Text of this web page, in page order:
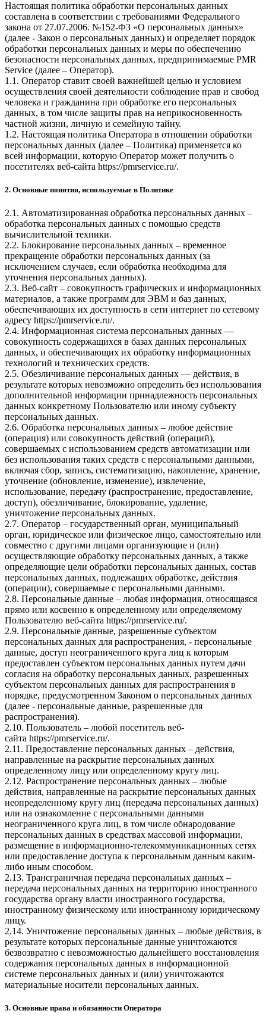
Настоящая политика обработки персональных данных
составлена в соответствии с требованиями Федерального
закона от 27.07.2006. №152-ФЗ «О персональных данных»
(далее - Закон о персональных данных) и определяет порядок
обработки персональных данных и меры по обеспечению
безопасности персональных данных, предпринимаемые PMR
Service (далее – Оператор).
1.1. Оператор ставит своей важнейшей целью и условием
осуществления своей деятельности соблюдение прав и свобод
человека и гражданина при обработке его персональных
данных, в том числе защиты прав на неприкосновенность
частной жизни, личную и семейную тайну.
1.2. Настоящая политика Оператора в отношении обработки
персональных данных (далее – Политика) применяется ко
всей информации, которую Оператор может получить о
посетителях веб-сайта https://pmrservice.ru/.
2. Основные понятия, используемые в Политике
2.1. Автоматизированная обработка персональных данных –
обработка персональных данных с помощью средств
вычислительной техники.
2.2. Блокирование персональных данных – временное
прекращение обработки персональных данных (за
исключением случаев, если обработка необходима для
уточнения персональных данных).
2.3. Веб-сайт – совокупность графических и информационных
материалов, а также программ для ЭВМ и баз данных,
обеспечивающих их доступность в сети интернет по сетевому
адресу https://pmrservice.ru/.
2.4. Информационная система персональных данных —
совокупность содержащихся в базах данных персональных
данных, и обеспечивающих их обработку информационных
технологий и технических средств.
2.5. Обезличивание персональных данных — действия, в
результате которых невозможно определить без использования
дополнительной информации принадлежность персональных
данных конкретному Пользователю или иному субъекту
персональных данных.
2.6. Обработка персональных данных – любое действие
(операция) или совокупность действий (операций),
совершаемых с использованием средств автоматизации или
без использования таких средств с персональными данными,
включая сбор, запись, систематизацию, накопление, хранение,
уточнение (обновление, изменение), извлечение,
использование, передачу (распространение, предоставление,
доступ), обезличивание, блокирование, удаление,
уничтожение персональных данных.
2.7. Оператор – государственный орган, муниципальный
орган, юридическое или физическое лицо, самостоятельно или
совместно с другими лицами организующие и (или)
осуществляющие обработку персональных данных, а также
определяющие цели обработки персональных данных, состав
персональных данных, подлежащих обработке, действия
(операции), совершаемые с персональными данными.
2.8. Персональные данные – любая информация, относящаяся
прямо или косвенно к определенному или определяемому
Пользователю веб-сайта https://pmrservice.ru/.
2.9. Персональные данные, разрешенные субъектом
персональных данных для распространения, - персональные
данные, доступ неограниченного круга лиц к которым
предоставлен субъектом персональных данных путем дачи
согласия на обработку персональных данных, разрешенных
субъектом персональных данных для распространения в
порядке, предусмотренном Законом о персональных данных
(далее - персональные данные, разрешенные для
распространения).
2.10. Пользователь – любой посетитель веб-
сайта https://pmrservice.ru/.
2.11. Предоставление персональных данных – действия,
направленные на раскрытие персональных данных
определенному лицу или определенному кругу лиц.
2.12. Распространение персональных данных – любые
действия, направленные на раскрытие персональных данных
неопределенному кругу лиц (передача персональных данных)
или на ознакомление с персональными данными
неограниченного круга лиц, в том числе обнародование
персональных данных в средствах массовой информации,
размещение в информационно-телекоммуникационных сетях
или предоставление доступа к персональным данным каким-
либо иным способом.
2.13. Трансграничная передача персональных данных –
передача персональных данных на территорию иностранного
государства органу власти иностранного государства,
иностранному физическому или иностранному юридическому
лицу.
2.14. Уничтожение персональных данных – любые действия, в
результате которых персональные данные уничтожаются
безвозвратно с невозможностью дальнейшего восстановления
содержания персональных данных в информационной
системе персональных данных и (или) уничтожаются
материальные носители персональных данных.
3. Основные права и обязанности Оператора